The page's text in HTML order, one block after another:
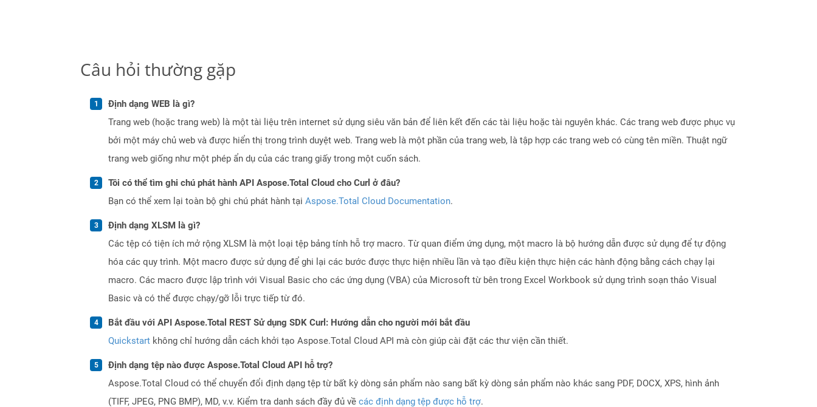
Câu hỏi thường gặp
Định dạng WEB là gì?
Trang web (hoặc trang web) là một tài liệu trên internet sử dụng siêu văn bản để liên kết đến các tài liệu hoặc tài nguyên khác. Các trang web được phục vụ
bởi một máy chủ web và được hiển thị trong trình duyệt web. Trang web là một phần của trang web, là tập hợp các trang web có cùng tên miền. Thuật ngữ
trang web giống như một phép ẩn dụ của các trang giấy trong một cuốn sách.
Tôi có thể tìm ghi chú phát hành API Aspose.Total Cloud cho Curl ở đâu?
Bạn có thể xem lại toàn bộ ghi chú phát hành tại Aspose.Total Cloud Documentation.
Định dạng XLSM là gì?
Các tệp có tiện ích mở rộng XLSM là một loại tệp bảng tính hỗ trợ macro. Từ quan điểm ứng dụng, một macro là bộ hướng dẫn được sử dụng để tự động
hóa các quy trình. Một macro được sử dụng để ghi lại các bước được thực hiện nhiều lần và tạo điều kiện thực hiện các hành động bằng cách chạy lại
macro. Các macro được lập trình với Visual Basic cho các ứng dụng (VBA) của Microsoft từ bên trong Excel Workbook sử dụng trình soạn thảo Visual
Basic và có thể được chạy/gỡ lỗi trực tiếp từ đó.
Bắt đầu với API Aspose.Total REST Sử dụng SDK Curl: Hướng dẫn cho người mới bắt đầu
Quickstart không chỉ hướng dẫn cách khởi tạo Aspose.Total Cloud API mà còn giúp cài đặt các thư viện cần thiết.
Định dạng tệp nào được Aspose.Total Cloud API hỗ trợ?
Aspose.Total Cloud có thể chuyển đổi định dạng tệp từ bất kỳ dòng sản phẩm nào sang bất kỳ dòng sản phẩm nào khác sang PDF, DOCX, XPS, hình ảnh
(TIFF, JPEG, PNG BMP), MD, v.v. Kiểm tra danh sách đầy đủ về các định dạng tệp được hỗ trợ.